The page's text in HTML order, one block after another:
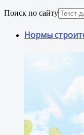
Поиск по сайту
Нормы